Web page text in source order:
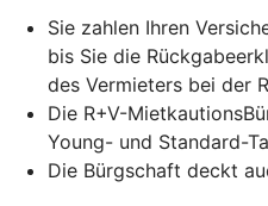
Sie zahlen Ihren
bis Sie die
des Vermieters bei der
Die R+V-
Young- und Standard-
Die Bürgschaft deckt